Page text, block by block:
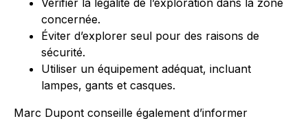
Vérifier la légalité de l’exploration dans la zone
concernée.
Éviter d’explorer seul pour des raisons de
sécurité.
Utiliser un équipement adéquat, incluant
lampes, gants et casques.
Marc Dupont conseille également d’informer